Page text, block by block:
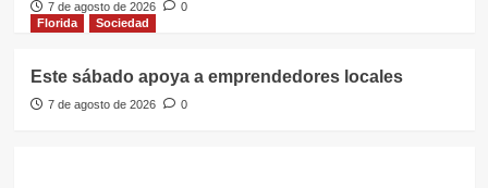
7 de agosto de 2026
0
Florida
Sociedad
Este sábado apoya a emprendedores locales
7 de agosto de 2026 0